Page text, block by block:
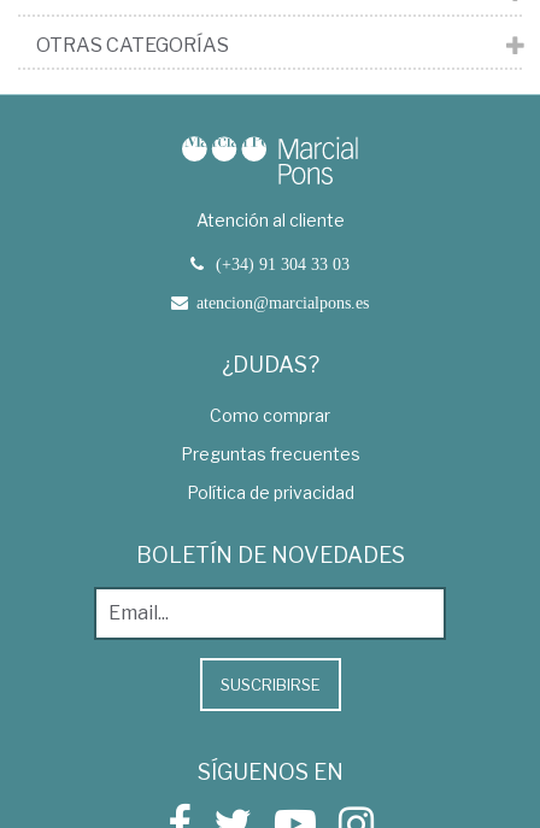
OTRAS CATEGORÍAS
Atención al cliente
(+34) 91 304 33 03
atencion@marcialpons.es
¿DUDAS?
Como comprar
Preguntas frecuentes
Política de privacidad
BOLETÍN DE NOVEDADES
SUSCRIBIRSE
SÍGUENOS EN